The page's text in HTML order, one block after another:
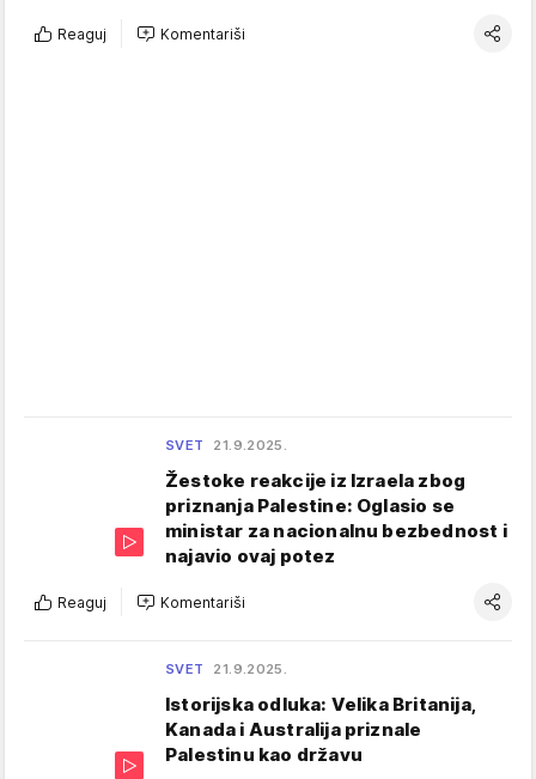
Reaguj Komentariši
SVET 21.9.2025.
Žestoke reakcije iz Izraela zbog
priznanja Palestine: Oglasio se
ministar za nacionalnu bezbednost i
najavio ovaj potez
Reaguj Komentariši
SVET 21.9.2025.
Istorijska odluka: Velika Britanija,
Kanada i Australija priznale
Palestinu kao državu